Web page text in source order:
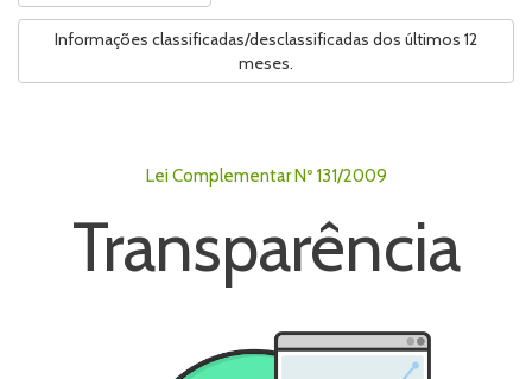
Informações classificadas/desclassificadas dos últimos 12
meses.
Lei Complementar Nº 131/2009
Transparência